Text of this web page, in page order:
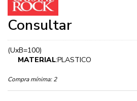
Consultar
(UxB=100)
MATERIAL:PLASTICO
Compra mínima: 2